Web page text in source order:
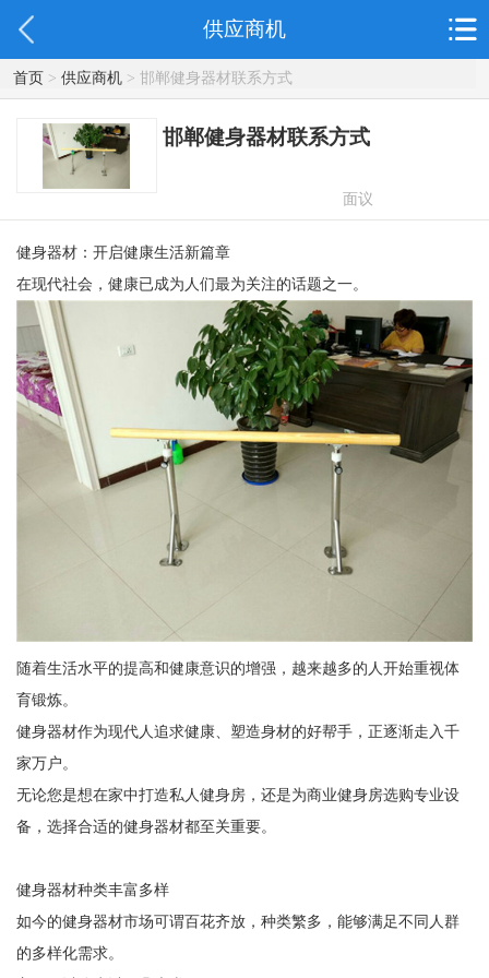
供应商机
首页> 供应商机> 邯郸健身器材联系方式
邯郸健身器材联系方式
面议
健身器材：开启健康生活新篇章
在现代社会，健康已成为人们最为关注的话题之一。
随着生活水平的提高和健康意识的增强，越来越多的人开始重视体
育锻炼。
健身器材作为现代人追求健康、塑造身材的好帮手，正逐渐走入千
家万户。
无论您是想在家中打造私人健身房，还是为商业健身房选购专业设
备，选择合适的健身器材都至关重要。
健身器材种类丰富多样
如今的健身器材市场可谓百花齐放，种类繁多，能够满足不同人群
的多样化需求。